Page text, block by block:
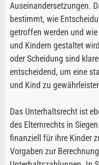
Auseinandersetzungen.
bestimmt, wie
getroffen werden und
und Kindern gestaltet
oder Scheidung sind
entscheidend, um eine
und Kind zu
Das Unterhaltsrecht ist
des Elternrechts in
finanziell für ihre Kinder
Vorgaben zur